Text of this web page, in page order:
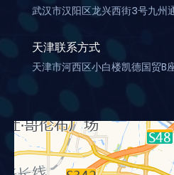
武汉市汉阳区龙兴西街3号九州
天津联系方式
天津市河西区小白楼凯德国贸B